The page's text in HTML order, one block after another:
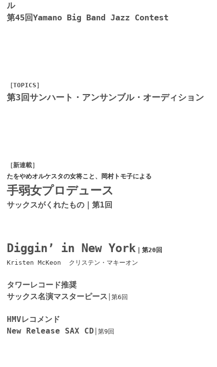
ル
第45回Yamano Big Band Jazz Contest
［TOPICS］
第3回サンハート・アンサンブル・オーディション
［新連載］
たをやめオルケスタの女将こと、岡村トモ子による
手弱女プロデュース
サックスがくれたもの｜第1回
Diggin’ in New York｜第20回
Kristen McKeon クリステン・マキーオン
タワーレコード推奨
サックス名演マスターピース │第6回
HMVレコメンド
New Release SAX CD │第9回